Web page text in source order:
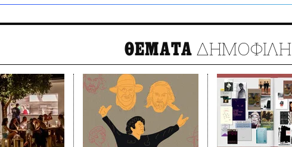
ΘΕΜΑΤΑ ΔΗΜΟΦΙΛΗ